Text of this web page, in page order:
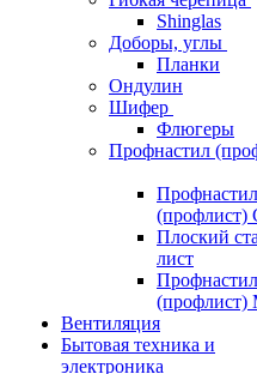
Shinglas
Доборы, углы
Планки
Ондулин
Шифер
Флюгеры
Профнастил
Профнастил
(профлист)
Плоский
лист
Профнастил
Вентиляция
Бытовая техника и
электроника